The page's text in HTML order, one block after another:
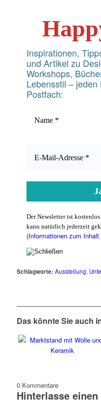
Inspirationen,
und Artikel zu
Workshops,
Lebensstil –
Postfach:
Der Newsletter ist
kann natürlich jederzeit
(Informationen zum
Schlagworte: Ausstellung,
Das könnte Sie auch
0 Kommentare
Hinterlasse